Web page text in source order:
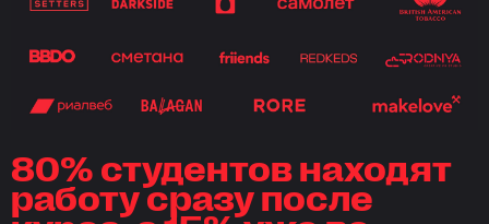
80% студентов находят
работу сразу после